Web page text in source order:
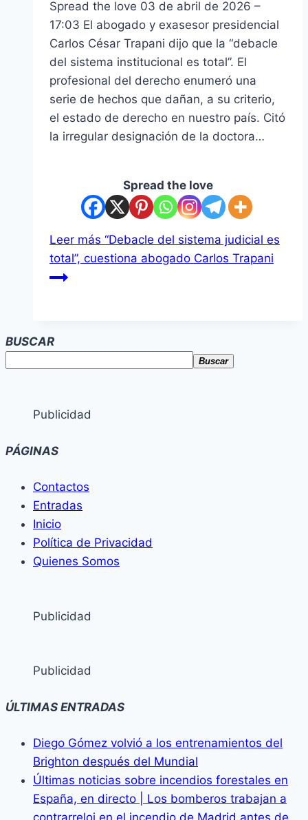
Spread the love 03 de abril de 2026 –
17:03 El abogado y exasesor presidencial
Carlos César Trapani dijo que la “debacle
del sistema institucional es total”. El
profesional del derecho enumeró una
serie de hechos que dañan, a su criterio,
el estado de derecho en nuestro país. Citó
la irregular designación de la doctora…
Spread the love
Leer más “Debacle del sistema judicial es
total”, cuestiona abogado Carlos Trapani
BUSCAR
Buscar
Publicidad
PÁGINAS
Contactos
Entradas
Inicio
Política de Privacidad
Quienes Somos
Publicidad
Publicidad
ÚLTIMAS ENTRADAS
Diego Gómez volvió a los entrenamientos del
Brighton después del Mundial
Últimas noticias sobre incendios forestales en
España, en directo | Los bomberos trabajan a
contrarreloj en el incendio de Madrid antes de